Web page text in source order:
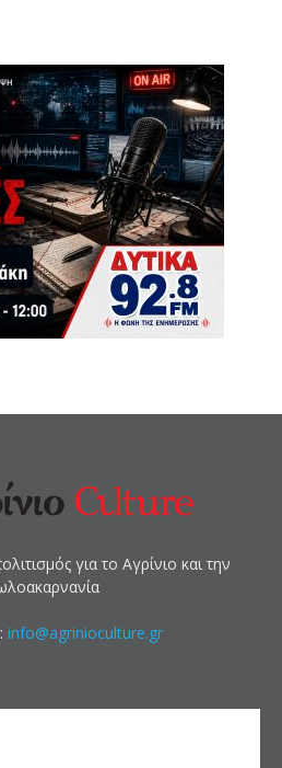
για το Αγρίνιο και την
info@agrinioculture.gr